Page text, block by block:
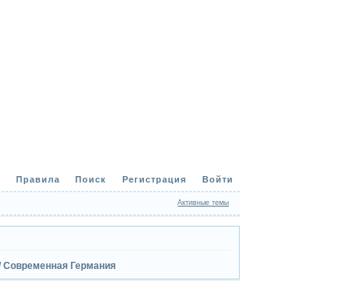
Правила Поиск Регистрация Войти
Активные темы
Современная Германия